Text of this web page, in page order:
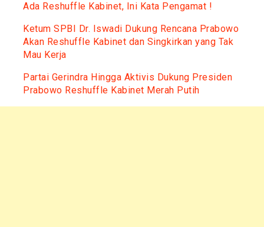
Ada Reshuffle Kabinet, Ini Kata Pengamat !
Ketum SPBI Dr. Iswadi Dukung Rencana Prabowo
Akan Reshuffle Kabinet dan Singkirkan yang Tak
Mau Kerja
Partai Gerindra Hingga Aktivis Dukung Presiden
Prabowo Reshuffle Kabinet Merah Putih